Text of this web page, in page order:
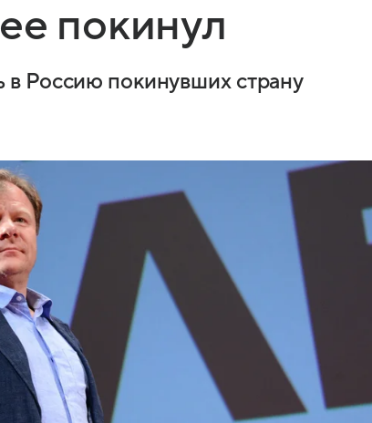
покинул
в Россию покинувших страну